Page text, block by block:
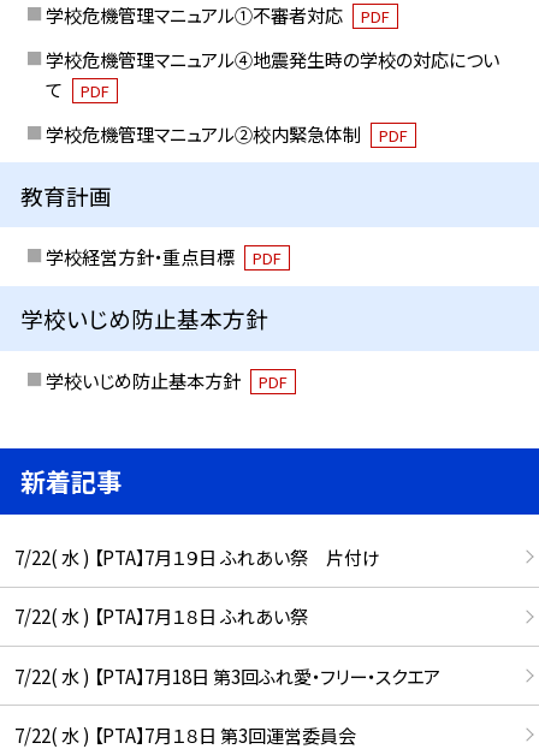
学校危機管理マニュアル①不審者対応 PDF
学校危機管理マニュアル④地震発生時の学校の対応につい
て
PDF
学校危機管理マニュアル②校内緊急体制 PDF
教育計画
学校経営方針・重点目標 PDF
学校いじめ防止基本方針
学校いじめ防止基本方針 PDF
新着記事
7/22( 水 ) 【PTA】7月１９日 ふれあい祭 片付け
7/22( 水 ) 【PTA】7月１８日 ふれあい祭
7/22( 水 ) 【PTA】7月18日 第3回ふれ愛・フリー・スクエア
7/22( 水 ) 【PTA】7月１８日 第3回運営委員会